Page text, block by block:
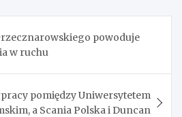
powoduje
w ruchu
pomiędzy Uniwersytetem
a Scania Polska i Duncan